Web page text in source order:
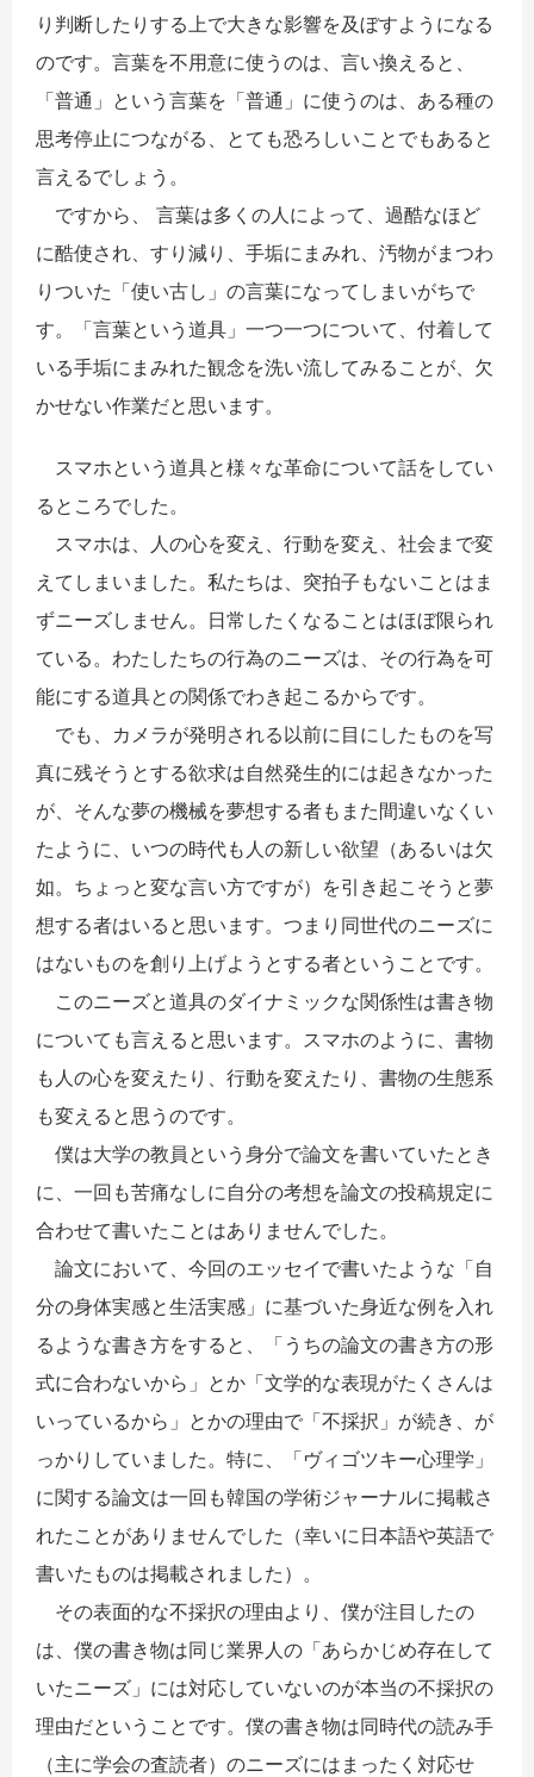
り判断したりする上で大きな影響を及ぼすようになる
のです。言葉を不用意に使うのは、言い換えると、
「普通」という言葉を「普通」に使うのは、ある種の
思考停止につながる、とても恐ろしいことでもあると
言えるでしょう。
ですから、 言葉は多くの人によって、過酷なほど
に酷使され、すり減り、手垢にまみれ、汚物がまつわ
りついた「使い古し」の言葉になってしまいがちで
す。「言葉という道具」一つ一つについて、付着して
いる手垢にまみれた観念を洗い流してみることが、欠
かせない作業だと思います。
スマホという道具と様々な革命について話をしてい
るところでした。
スマホは、人の心を変え、行動を変え、社会まで変
えてしまいました。私たちは、突拍子もないことはま
ずニーズしません。日常したくなることはほぼ限られ
ている。わたしたちの行為のニーズは、その行為を可
能にする道具との関係でわき起こるからです。
でも、カメラが発明される以前に目にしたものを写
真に残そうとする欲求は自然発生的には起きなかった
が、そんな夢の機械を夢想する者もまた間違いなくい
たように、いつの時代も人の新しい欲望（あるいは欠
如。ちょっと変な言い方ですが）を引き起こそうと夢
想する者はいると思います。つまり同世代のニーズに
はないものを創り上げようとする者ということです。
このニーズと道具のダイナミックな関係性は書き物
についても言えると思います。スマホのように、書物
も人の心を変えたり、行動を変えたり、書物の生態系
も変えると思うのです。
僕は大学の教員という身分で論文を書いていたとき
に、一回も苦痛なしに自分の考想を論文の投稿規定に
合わせて書いたことはありませんでした。
論文において、今回のエッセイで書いたような「自
分の身体実感と生活実感」に基づいた身近な例を入れ
るような書き方をすると、「うちの論文の書き方の形
式に合わないから」とか「文学的な表現がたくさんは
いっているから」とかの理由で「不採択」が続き、が
っかりしていました。特に、「ヴィゴツキー心理学」
に関する論文は一回も韓国の学術ジャーナルに掲載さ
れたことがありませんでした（幸いに日本語や英語で
書いたものは掲載されました）。
その表面的な不採択の理由より、僕が注目したの
は、僕の書き物は同じ業界人の「あらかじめ存在して
いたニーズ」には対応していないのが本当の不採択の
理由だということです。僕の書き物は同時代の読み手
（主に学会の査読者）のニーズにはまったく対応せ